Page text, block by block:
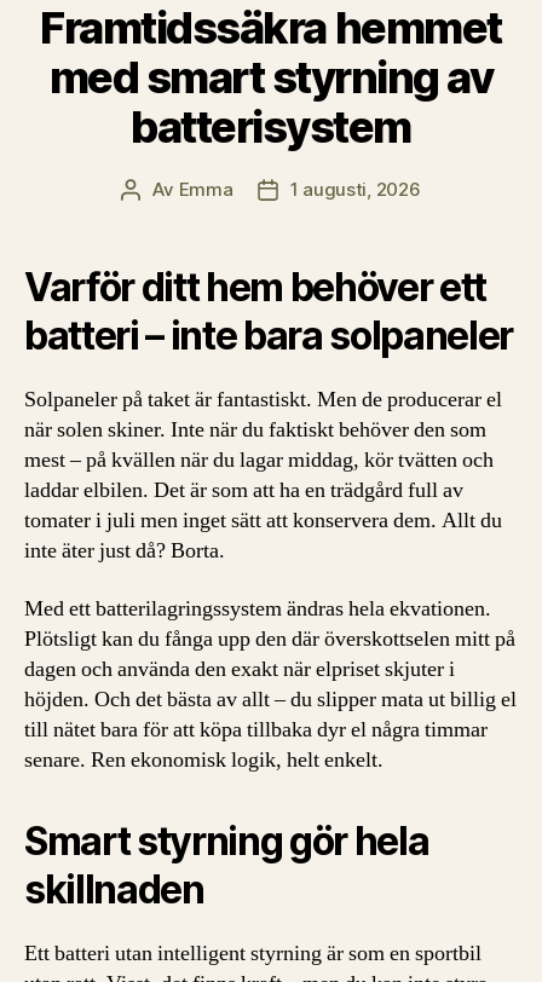
Framtidssäkra hemmet
med smart styrning av
batterisystem
Inläggsförfattare
Av Emma Inläggsdatum
1 augusti, 2026
Varför ditt hem behöver ett
batteri – inte bara solpaneler
Solpaneler på taket är fantastiskt. Men de producerar el
när solen skiner. Inte när du faktiskt behöver den som
mest – på kvällen när du lagar middag, kör tvätten och
laddar elbilen. Det är som att ha en trädgård full av
tomater i juli men inget sätt att konservera dem. Allt du
inte äter just då? Borta.
Med ett batterilagringssystem ändras hela ekvationen.
Plötsligt kan du fånga upp den där överskottselen mitt på
dagen och använda den exakt när elpriset skjuter i
höjden. Och det bästa av allt – du slipper mata ut billig el
till nätet bara för att köpa tillbaka dyr el några timmar
senare. Ren ekonomisk logik, helt enkelt.
Smart styrning gör hela
skillnaden
Ett batteri utan intelligent styrning är som en sportbil